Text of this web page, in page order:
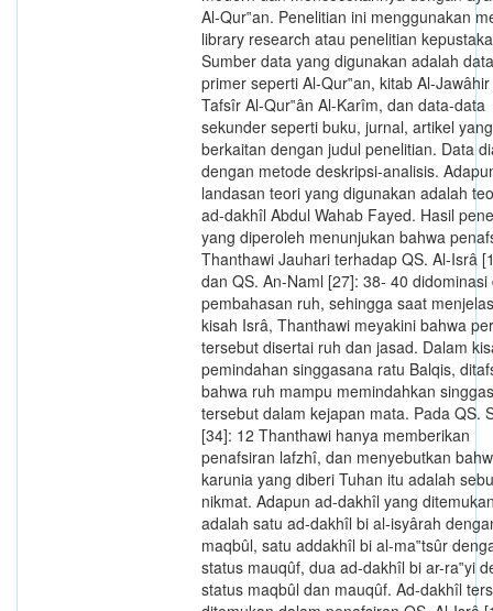
Al-Qur‟an. Penelitian ini menggunakan
library research atau penelitian
Sumber data yang digunakan adalah
primer seperti Al-Qur‟an, kitab Al-
Tafsîr Al-Qur‟ân Al-Karîm, dan data-data
sekunder seperti buku, jurnal, artikel yang
berkaitan dengan judul penelitian. Data
dengan metode deskripsi-analisis.
landasan teori yang digunakan adalah
ad-dakhîl Abdul Wahab Fayed. Hasil
yang diperoleh menunjukan bahwa
Thanthawi Jauhari terhadap QS. Al-Isrâ
dan QS. An-Naml [27]: 38- 40 didominasi
pembahasan ruh, sehingga saat
kisah Isrâ, Thanthawi meyakini bahwa
tersebut disertai ruh dan jasad. Dalam
pemindahan singgasana ratu Balqis,
bahwa ruh mampu memindahkan
tersebut dalam kejapan mata. Pada QS.
[34]: 12 Thanthawi hanya memberikan
penafsiran lafzhî, dan menyebutkan
karunia yang diberi Tuhan itu adalah
nikmat. Adapun ad-dakhîl yang
adalah satu ad-dakhîl bi al-isyârah
maqbûl, satu addakhîl bi al-ma‟tsûr
status mauqûf, dua ad-dakhîl bi ar-ra‟yi
status maqbûl dan mauqûf. Ad-dakhîl